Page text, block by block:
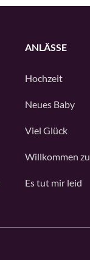
ANLÄSSE
Hochzeit
Neues Baby
Viel Glück
Willkommen
Es tut mir leid